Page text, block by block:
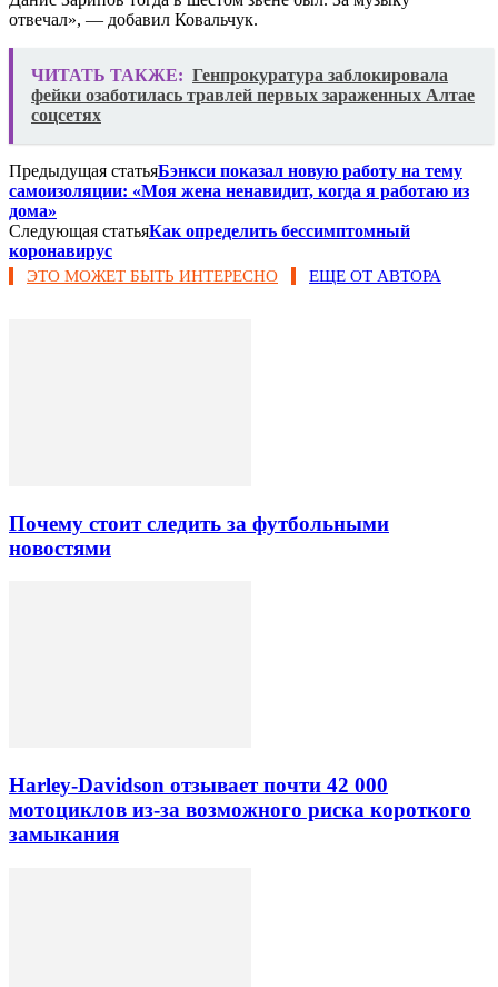
отвечал», — добавил Ковальчук.
ЧИТАТЬ ТАКЖЕ: Генпрокуратура заблокировала
фейки озаботилась травлей первых зараженных Алтае
соцсетях
Предыдущая статьяБэнкси показал новую работу на тему
самоизоляции: «Моя жена ненавидит, когда я работаю из
дома»
Следующая статьяКак определить бессимптомный
коронавирус
ЭТО МОЖЕТ БЫТЬ ИНТЕРЕСНО ЕЩЕ ОТ АВТОРА
Почему стоит следить за футбольными
новостями
Harley-Davidson отзывает почти 42 000
мотоциклов из-за возможного риска короткого
замыкания